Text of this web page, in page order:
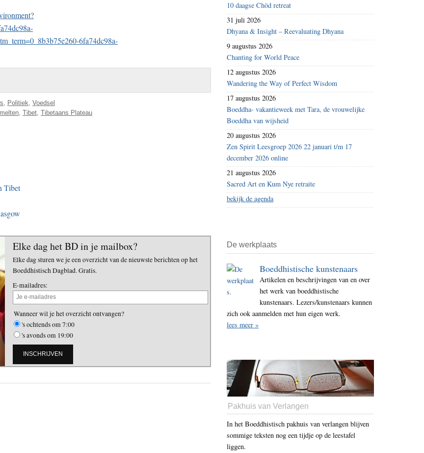
6fa74dc98a-
Politiek Voedsel
Tibet Tibetaans Plateau
Tibet
Elke dag het BD in je mailbox?
Elke dag sturen we je een overzicht van de nieuwste berichten op het
Boeddhistisch Dagblad. Gratis.
E-mailadres:
Wanneer wil je het overzicht ontvangen?
's ochtends om 7:00
's avonds om 19:00
10 daagse Chöd retreat
31 juli 2026
Dhyana & Insight – Reevaluating Dhyana
9 augustus 2026
Chanting for World Peace
12 augustus 2026
Wandering the Way of Perfect Wisdom
17 augustus 2026
Boeddha- vakantieweek met Tara, de vrouwelijke
Boeddha van wijsheid
20 augustus 2026
Zen Spirit Leesgroep 2026 22 januari t/m 17
december 2026 online
21 augustus 2026
Sacred Art en Kum Nye retraite
bekijk de agenda
De werkplaats
Boeddhistische kunstenaars
Artikelen en beschrijvingen van en over
het werk van boeddhistische
kunstenaars. Lezers/kunstenaars kunnen
zich ook aanmelden met hun eigen werk.
lees meer »
Pakhuis van Verlangen
In het Boeddhistisch pakhuis van verlangen blijven
sommige teksten nog een tijdje op de leestafel
liggen.